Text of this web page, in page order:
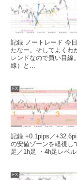
記録 ノートレード 今
たなー。そしてよくわ
レンドなので買い目線
線）と...
FX
記録 +0.1pips／
の安値ゾーンを軽視し
足／1h足 ・4h足レベ
FX